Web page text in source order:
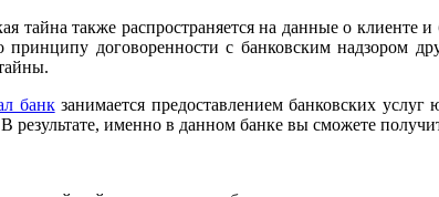
тайна также распространяется на данные о
договоренности с банковским надзором
банкзанимается предоставлением банковских
результате, именно в данном банке вы сможете